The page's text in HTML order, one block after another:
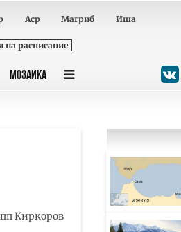
Аср Магриб Иша
на расписание
МОЗАИКА
Киркоров